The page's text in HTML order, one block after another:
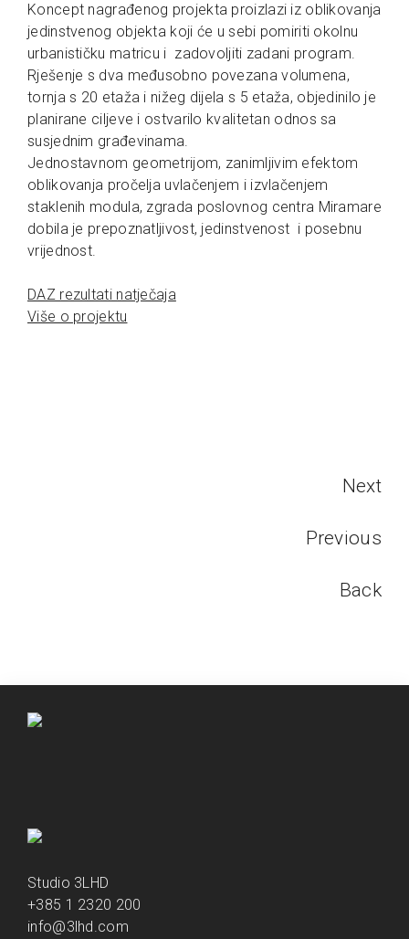
Koncept nagrađenog projekta proizlazi iz oblikovanja
jedinstvenog objekta koji će u sebi pomiriti okolnu
urbanističku matricu i zadovoljiti zadani program.
Rješenje s dva međusobno povezana volumena,
tornja s 20 etaža i nižeg dijela s 5 etaža, objedinilo je
planirane ciljeve i ostvarilo kvalitetan odnos sa
susjednim građevinama.
Jednostavnom geometrijom, zanimljivim efektom
oblikovanja pročelja uvlačenjem i izvlačenjem
staklenih modula, zgrada poslovnog centra Miramare
dobila je prepoznatljivost, jedinstvenost i posebnu
vrijednost.
DAZ rezultati natječaja
Više o projektu
Next
Previous
Back
Studio 3LHD
+385 1 2320 200
info@3lhd.com